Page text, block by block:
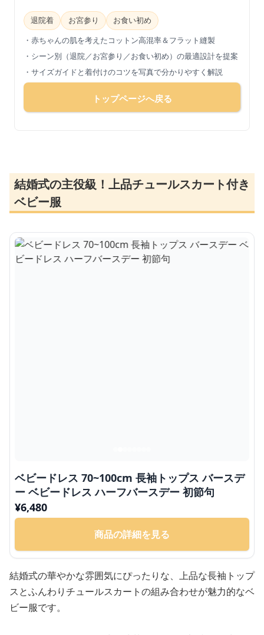
退院着 お宮参り
お食い初め
・赤ちゃんの肌を考えたコットン高混率＆フラット縫製
・シーン別（退院／お宮参り／お食い初め）の最適設計を提案
・サイズガイドと着付けのコツを写真で分かりやすく解説
トップページへ戻る
結婚式の主役級！上品チュールスカート付き
ベビー服
ベビードレス 70~100cm 長袖トップス バースデ
ー ベビードレス ハーフバースデー 初節句
¥6,480
商品の詳細を見る
結婚式の華やかな雰囲気にぴったりな、上品な長袖トップ
スとふんわりチュールスカートの組み合わせが魅力的なベ
ビー服です。